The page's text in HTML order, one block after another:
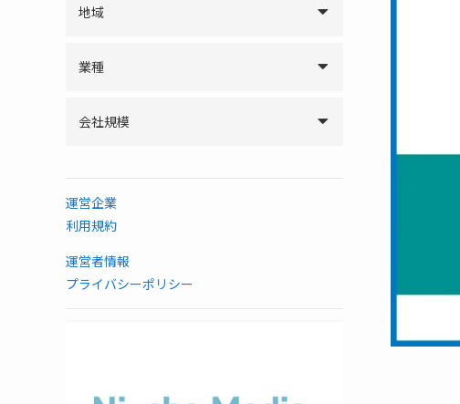
地域
業種
会社規模
運営企業
利用規約
運営者情報
プライバシーポリシー